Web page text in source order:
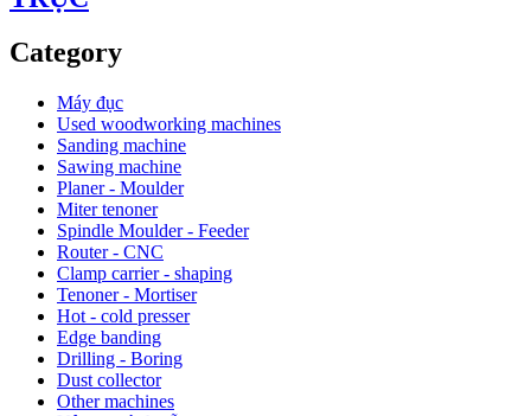
Category
Máy đục
Used woodworking machines
Sanding machine
Sawing machine
Planer - Moulder
Miter tenoner
Spindle Moulder - Feeder
Router - CNC
Clamp carrier - shaping
Tenoner - Mortiser
Hot - cold presser
Edge banding
Drilling - Boring
Dust collector
Other machines